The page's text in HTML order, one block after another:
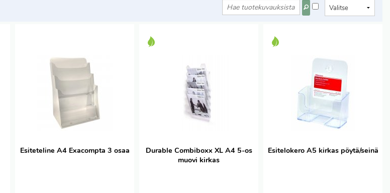
Esiteteline A4 Exacompta 3 osaa
Durable Combiboxx XL A4 5-os
muovi kirkas
Esitelokero A5 kirkas pöytä/seinä